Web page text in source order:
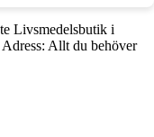
Livsmedelsbutik i
Allt du behöver